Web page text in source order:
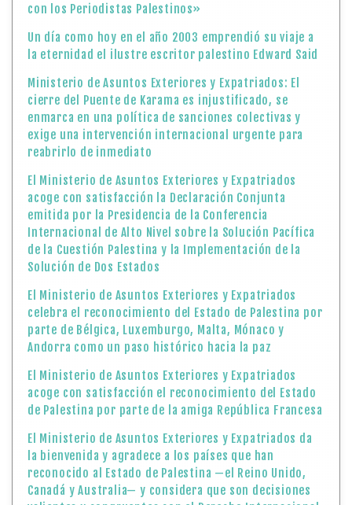
con los Periodistas Palestinos»
Un día como hoy en el año 2003 emprendió su viaje a
la eternidad el ilustre escritor palestino Edward Said
Ministerio de Asuntos Exteriores y Expatriados: El
cierre del Puente de Karama es injustificado, se
enmarca en una política de sanciones colectivas y
exige una intervención internacional urgente para
reabrirlo de inmediato
El Ministerio de Asuntos Exteriores y Expatriados
acoge con satisfacción la Declaración Conjunta
emitida por la Presidencia de la Conferencia
Internacional de Alto Nivel sobre la Solución Pacífica
de la Cuestión Palestina y la Implementación de la
Solución de Dos Estados
El Ministerio de Asuntos Exteriores y Expatriados
celebra el reconocimiento del Estado de Palestina por
parte de Bélgica, Luxemburgo, Malta, Mónaco y
Andorra como un paso histórico hacia la paz
El Ministerio de Asuntos Exteriores y Expatriados
acoge con satisfacción el reconocimiento del Estado
de Palestina por parte de la amiga República Francesa
El Ministerio de Asuntos Exteriores y Expatriados da
la bienvenida y agradece a los países que han
reconocido al Estado de Palestina —el Reino Unido,
Canadá y Australia— y considera que son decisiones